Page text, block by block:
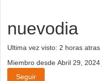
nuevodia
Ultima vez visto: 2 horas atras
Miembro desde Abril 29, 2024
Seguir